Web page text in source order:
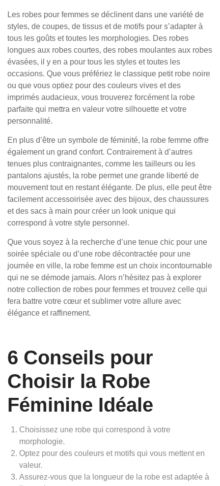
Les robes pour femmes se déclinent dans une variété de
styles, de coupes, de tissus et de motifs pour s’adapter à
tous les goûts et toutes les morphologies. Des robes
longues aux robes courtes, des robes moulantes aux robes
évasées, il y en a pour tous les styles et toutes les
occasions. Que vous préfériez le classique petit robe noire
ou que vous optiez pour des couleurs vives et des
imprimés audacieux, vous trouverez forcément la robe
parfaite qui mettra en valeur votre silhouette et votre
personnalité.
En plus d’être un symbole de féminité, la robe femme offre
également un grand confort. Contrairement à d’autres
tenues plus contraignantes, comme les tailleurs ou les
pantalons ajustés, la robe permet une grande liberté de
mouvement tout en restant élégante. De plus, elle peut être
facilement accessoirisée avec des bijoux, des chaussures
et des sacs à main pour créer un look unique qui
correspond à votre style personnel.
Que vous soyez à la recherche d’une tenue chic pour une
soirée spéciale ou d’une robe décontractée pour une
journée en ville, la robe femme est un choix incontournable
qui ne se démode jamais. Alors n’hésitez pas à explorer
notre collection de robes pour femmes et trouvez celle qui
fera battre votre cœur et sublimer votre allure avec
élégance et raffinement.
6 Conseils pour
Choisir la Robe
Féminine Idéale
Choisissez une robe qui correspond à votre
morphologie.
Optez pour des couleurs et motifs qui vous mettent en
valeur.
Assurez-vous que la longueur de la robe est adaptée à